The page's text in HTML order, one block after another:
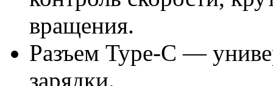
вращения.
Разъем Type-C —
зарядки.